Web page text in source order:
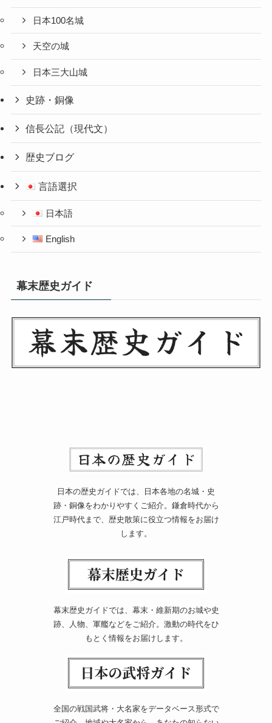
日本100名城
天空の城
日本三大山城
史跡・銅像
信長公記（現代文）
歴史ブログ
言語選択
日本語
English
幕末歴史ガイド
日本の歴史ガイドでは、日本各地の名城・史
跡・銅像をわかりやすくご紹介。鎌倉時代から
江戸時代まで、歴史散策に役立つ情報をお届け
します。
幕末歴史ガイドでは、幕末・維新期のお城や史
跡、人物、軍艦などをご紹介。激動の時代をひ
もとく情報をお届けします。
全国の戦国武将・大名家をデータベース形式で